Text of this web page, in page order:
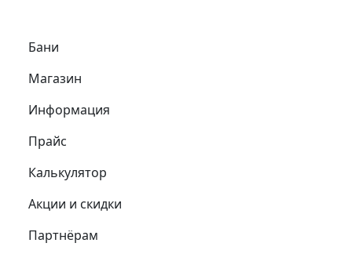
Самое важное
Бани
Магазин
Информация
Прайс
Калькулятор
Акции и скидки
Партнёрам